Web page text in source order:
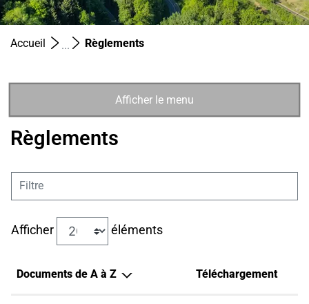
Accueil Règlements(sélectionné)
Afficher le menu
Règlements
Filtre
Afficher éléments
Documents de A à Z Téléchargement